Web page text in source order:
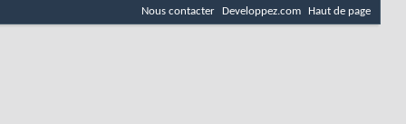
Nous contacter Developpez.com Haut de page